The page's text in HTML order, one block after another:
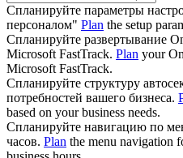
Спланируйте параметры
персоналом" Plan the setup
Спланируйте развертывание
Microsoft FastTrack. Plan your
Microsoft FastTrack.
Спланируйте структуру
потребностей вашего бизнеса.
based on your business needs.
Спланируйте навигацию по
часов. Plan the menu navigation